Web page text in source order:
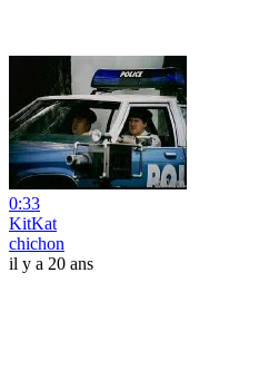
0:33
KitKat
chichon
il y a 20 ans